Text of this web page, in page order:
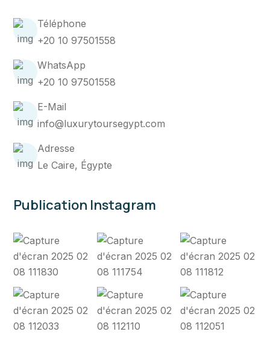
Téléphone
+20 10 97501558
WhatsApp
+20 10 97501558
E-Mail
info@luxurytoursegypt.com
Adresse
Le Caire, Égypte
Publication Instagram